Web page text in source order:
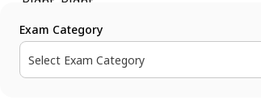
Exam Category
Select Exam Category